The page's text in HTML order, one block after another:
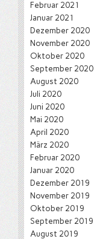
Februar 2021
Januar 2021
Dezember 2020
November 2020
Oktober 2020
September 2020
August 2020
Juli 2020
Juni 2020
Mai 2020
April 2020
März 2020
Februar 2020
Januar 2020
Dezember 2019
November 2019
Oktober 2019
September 2019
August 2019